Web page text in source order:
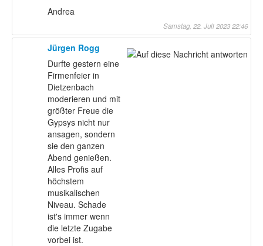
Andrea
Samstag, 22. Juli 2023 22:46
Jürgen Rogg
Durfte gestern eine
Firmenfeier in
Dietzenbach
moderieren und mit
größter Freue die
Gypsys nicht nur
ansagen, sondern
sie den ganzen
Abend genießen.
Alles Profis auf
höchstem
musikalischen
Niveau. Schade
ist's immer wenn
die letzte Zugabe
vorbei ist.